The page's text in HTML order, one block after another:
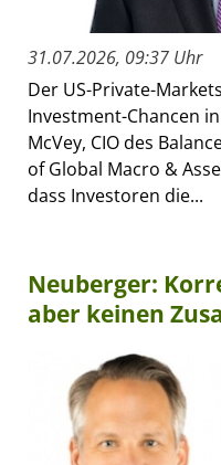
31.07.2026, 09:37 Uhr
Der US-Private-
Investment-Chancen
McVey, CIO des
of Global Macro &
dass Investoren die...
Neuberger:
aber keinen